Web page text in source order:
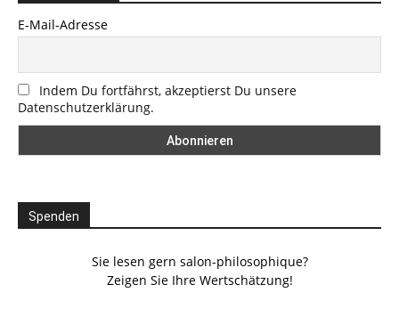
E-Mail-Adresse
Indem Du fortfährst, akzeptierst Du unsere
Datenschutzerklärung.
Spenden
Sie lesen gern salon-philosophique?
Zeigen Sie Ihre Wertschätzung!